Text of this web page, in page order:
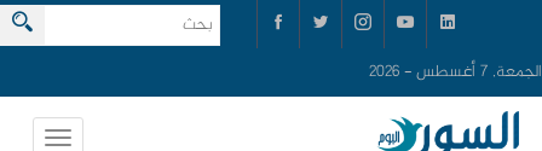
الجمعة, 7 أغسطس - 2026